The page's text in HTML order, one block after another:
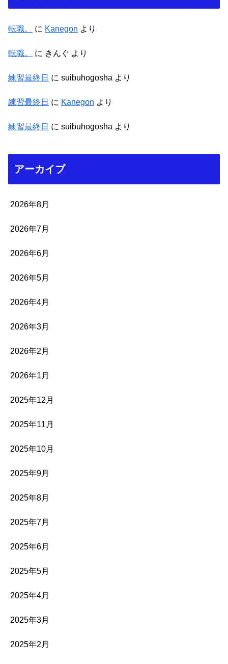
転職。 に Kanegon より
転職。 に きんぐ より
練習最終日 に suibuhogosha より
練習最終日 に Kanegon より
練習最終日 に suibuhogosha より
アーカイブ
2026年8月
2026年7月
2026年6月
2026年5月
2026年4月
2026年3月
2026年2月
2026年1月
2025年12月
2025年11月
2025年10月
2025年9月
2025年8月
2025年7月
2025年6月
2025年5月
2025年4月
2025年3月
2025年2月